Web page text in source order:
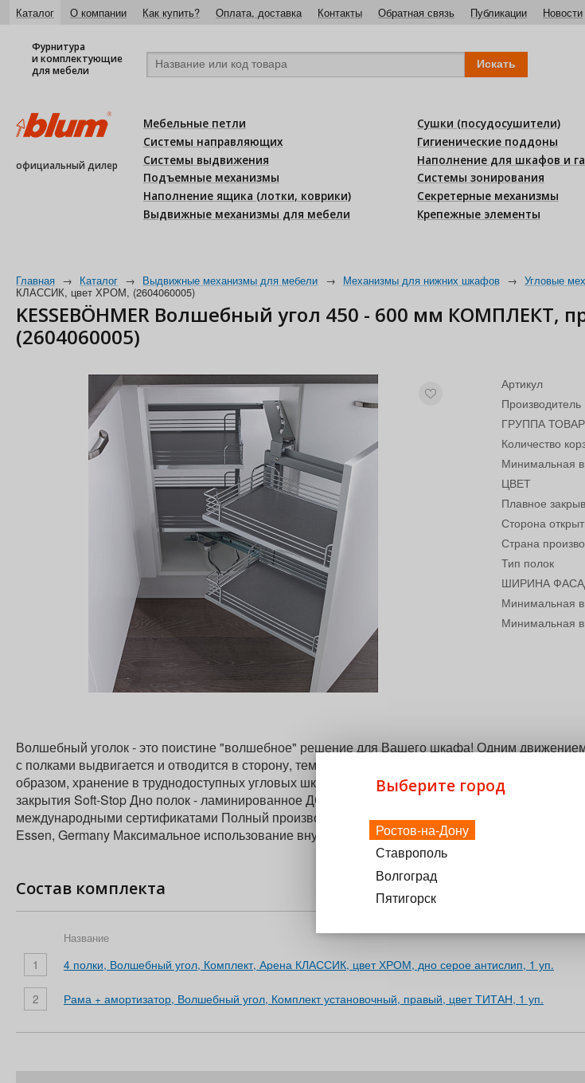
Каталог О компании Как купить? Оплата, доставка Контакты Обратная связь Публикации Новости
Фурнитура
и комплектующие
для мебели
официальный дилер
Мебельные петли
Системы направляющих
Системы выдвижения
Подъемные механизмы
Наполнение ящика (лотки, коврики)
Выдвижные механизмы для мебели
Сушки (посудосушители)
Гигиенические поддоны
Наполнение для шкафов и
Системы зонирования
Секретерные механизмы
Крепежные элементы
Главная → Каталог → Выдвижные механизмы для мебели → Механизмы для нижних шкафов → Угловые
КЛАССИК, цвет ХРОМ, (2604060005)
KESSEBÖHMER Волшебный угол 450 - 600 мм
(2604060005)
Артикул
Производитель
ГРУППА
Количество
Минимальная
ЦВЕТ
Плавное
Сторона
Страна
Тип полок
ШИРИНА
Минимальная
Минимальная
Волшебный уголок - это поистине "волшебное" решение для Вашего шкафа! Одним
с полками выдвигается и отводится в сторону, тем самым даёт полный доступ к внутренним
образом, хранение в труднодоступных угловых шкафах становится комфортным. Система
закрытия Soft-Stop Дно полок - ламинированное ДСП с покрытием Anti Slip Высокое качество,
международными сертификатами Полный производственный цикл на фабрике Kessebohmer
Essen, Germany Максимальное использование внутреннего пространства
Состав комплекта
Название
1 4 полки, Волшебный угол, Комплект, Арена КЛАССИК, цвет ХРОМ, дно серое антислип, 1 уп.
2 Рама + амортизатор, Волшебный угол, Комплект установочный, правый, цвет ТИТАН, 1 уп.
Выберите город
Ростов-на-Дону
Ставрополь
Волгоград
Пятигорск